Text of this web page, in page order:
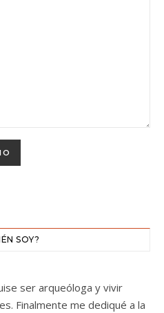
SOY?
ser arqueóloga y vivir
Finalmente me dediqué a la